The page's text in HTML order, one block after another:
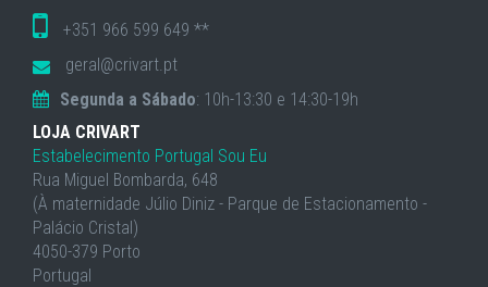
+351 966 599 649 **
geral@crivart.pt
Segunda a Sábado: 10h-13:30 e 14:30-19h
LOJA CRIVART
Estabelecimento Portugal Sou Eu
Rua Miguel Bombarda, 648
(À maternidade Júlio Diniz - Parque de Estacionamento -
Palácio Cristal)
4050-379 Porto
Portugal